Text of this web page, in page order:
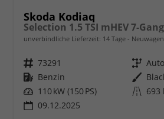
Skoda Kodiaq
Selection 1.5 TSI mHEV 7-Gang
unverbindliche Lieferzeit: 14 Tage Neuwagen
Fahrzeugnr. 73291 Getriebe
Kraftstoff Benzin Außenfarbe
Leistung 110 kW (150 PS) Kilometerstand 693
09.12.2025